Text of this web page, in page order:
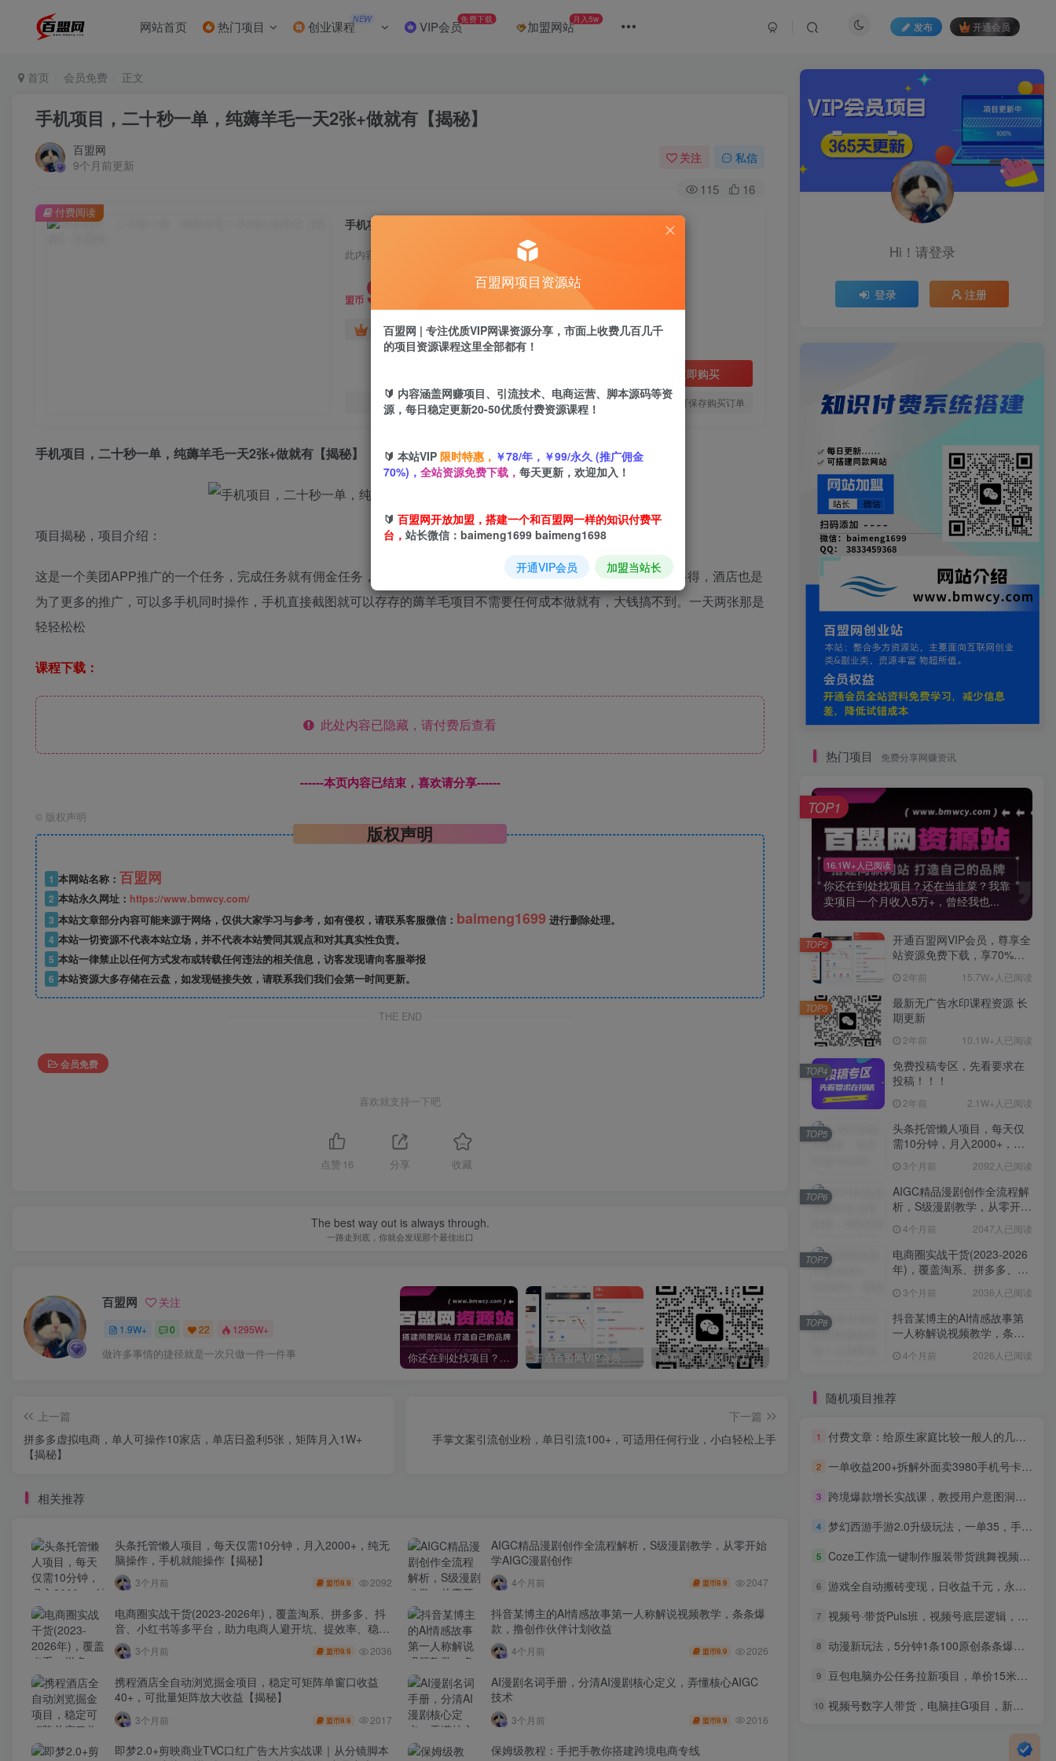
网站首页 热门项目 创业课程NEW VIP会员免费下载 加盟网站月入5w
发布 开通会员
首页 会员免费 正文
手机项目，二十秒一单，纯薅羊毛一天2张+做就有【揭秘】
百盟网
9个月前更新
关注 私信
115 16
手机项目，二十秒一单，纯薅羊毛一天2张+做就有【揭秘】
此内容为付费阅读，请付费后查看
盟币 9.9
年卡会员免费 永久会员免费
立即购买
您当前未登录！建议登陆后购买，可保存购买订单
付费阅读
手机项目，二十秒一单，纯薅羊毛一天2张+做就有【揭秘】
项目揭秘，项目介绍：
这是一个美团APP推广的一个任务，完成任务就有佣金任务，20S完成一单，一单七毛钱，任务单量每天无上限多劳多得，酒店也是
为了更多的推广，可以多手机同时操作，手机直接截图就可以存存的薅羊毛项目不需要任何成本做就有，大钱搞不到。一天两张那是
轻轻松松
课程下载：
此处内容已隐藏，请付费后查看
------本页内容已结束，喜欢请分享------
© 版权声明
版权声明
1 本网站名称： 百盟网
2 本站永久网址： https://www.bmwcy.com/
3 本站文章部分内容可能来源于网络，仅供大家学习与参考，如有侵权，请联系客服微信： baimeng1699 进行删除处理。
4 本站一切资源不代表本站立场，并不代表本站赞同其观点和对其真实性负责。
5 本站一律禁止以任何方式发布或转载任何违法的相关信息，访客发现请向客服举报
6 本站资源大多存储在云盘，如发现链接失效，请联系我们我们会第一时间更新。
THE END
会员免费
喜欢就支持一下吧
点赞 16 分享 收藏
The best way out is always through.
一路走到底，你就会发现那个最佳出口
百盟网 关注
1.9W+ 0 22 1295W+
做许多事情的捷径就是一次只做一件一件事 你还在到处找项目？还在当韭菜？我靠卖项目一个月收入5万+，曾经我也是个失败者。 最新无广告水印课程资源 长期更新 头条托管懒人项目，每天仅需10分钟，月入2000+，纯无脑操作，手机就能操作【揭秘】
上一篇
拼多多虚拟电商，单人可操作10家店，单店日盈利5张，矩阵月入1W+
【揭秘】
下一篇
手掌文案引流创业粉，单日引流100+，可适用任何行业，小白轻松上手
相关推荐
头条托管懒人项目，每天仅需10分钟，月入2000+，纯无
脑操作，手机就能操作【揭秘】
3个月前 盟币9.9 2092
AIGC精品漫剧创作全流程解析，S级漫剧教学，从零开始
学AIGC漫剧创作
4个月前 盟币9.9 2047
电商圈实战干货(2023-2026年)，覆盖淘系、拼多多、抖
音、小红书等多平台，助力电商人避开坑、提效率、稳盈
利(更新4月)
3个月前 盟币9.9 2036
抖音某博主的AI情感故事第一人称解说视频教学，条条爆
款，撸创作伙伴计划收益
4个月前 盟币9.9 2026
携程酒店全自动浏览掘金项目，稳定可矩阵单窗口收益
40+，可批量矩阵放大收益【揭秘】
3个月前 盟币9.9 2017
AI漫剧名词手册，分清AI漫剧核心定义，弄懂核心AIGC
技术
3个月前 盟币9.9 2016
即梦2.0+剪映商业TVC口红广告大片实战课｜从分镜脚本
保姆级教程：手把手教你搭建跨境电商专线
Hi！请登录
登录 注册
热门项目 免费分享网赚资讯
16.1W+人已阅读
你还在到处找项目？还在当韭菜？我靠
卖项目一个月收入5万+，曾经我也...
TOP1
开通百盟网VIP会员，尊享全
站资源免费下载，享70%的
惠】2年前 15.7W+人已阅读
TOP2
最新无广告水印课程资源 长
期更新
2年前 10.1W+人已阅读
TOP3
免费投稿专区，先看要求在
投稿！！！
2年前 2.1W+人已阅读
TOP4
头条托管懒人项目，每天仅
需10分钟，月入2000+，纯
【揭秘】
3个月前 2092人已阅读
TOP5
AIGC精品漫剧创作全流程解
析，S级漫剧教学，从零开始
4个月前 2047人已阅读
TOP6
电商圈实战干货(2023-2026
年)，覆盖淘系、拼多多、抖
电商人避开坑、提效率、稳
盈利(更新4月)
3个月前 2036人已阅读
TOP7
抖音某博主的AI情感故事第
一人称解说视频教学，条条
4个月前 2026人已阅读
TOP8
随机项目推荐
1 付费文章：给原生家庭比较一般人的几点建议
2 一单收益200+拆解外面卖3980手机号卡推广项目（内含10多种保姆级推广玩法）
3 跨境爆款增长实战课，教授用户意图洞察、内容飞轮搭建、精准广告投放，助力卖家2026年利润倍增
4 梦幻西游手游2.0升级玩法，一单35，手机平板即可操作，日入2000+轻轻松松”
5 Coze工作流一键制作服装带货跳舞视频一个视频教会你，全程无需手动剪辑
6 游戏全自动搬砖变现，日收益千元，永不失业副业兼职！
7 视频号·带货Puls班，视频号底层逻辑，起号自然流鱼塘等玩法
8 动漫新玩法，5分钟1条100原创条条爆款，无脑操作日入1000+
9 豆包电脑办公任务拉新项目，单价15米，最近很多人爆单，收入好几W，转化率超高，达人闭眼冲！
10 视频号数字人带货，电脑挂G项目，新手小白轻松一天3张+【揭秘】
百盟网项目资源站
百盟网 | 专注优质VIP网课资源分享，市面上收费几百几千
的项目资源课程这里全部都有！
🔰 内容涵盖网赚项目、引流技术、电商运营、脚本源码等资
源，每日稳定更新20-50优质付费资源课程！
🔰 本站VIP 限时特惠， ￥78/年，￥99/永久 (推广佣金
70%)， 全站资源免费下载， 每天更新，欢迎加入！
🔰 百盟网开放加盟，搭建一个和百盟网一样的知识付费平
台， 站长微信：baimeng1699 baimeng1698
开通VIP会员 加盟当站长